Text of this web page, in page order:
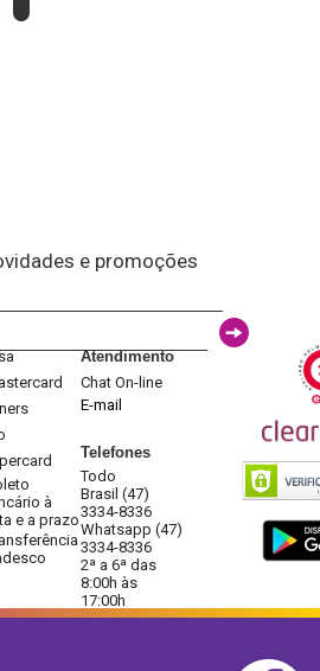
e promoções
à
e a prazo
Atendimento
Chat On-line
E-mail
Telefones
Todo
Brasil (47)
3334-8336
Whatsapp (47)
3334-8336
2ª a 6ª das
8:00h às
17:00h